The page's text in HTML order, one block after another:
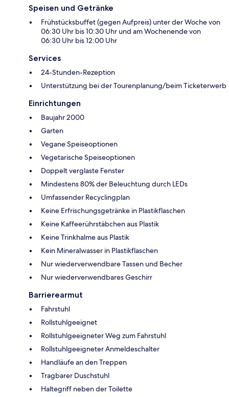
Speisen und Getränke
Frühstücksbuffet (gegen Aufpreis) unter der Woche von
06:30 Uhr bis 10:30 Uhr und am Wochenende von
06:30 Uhr bis 12:00 Uhr
Services
24-Stunden-Rezeption
Unterstützung bei der Tourenplanung/beim Ticketerwerb
Einrichtungen
Baujahr 2000
Garten
Vegane Speiseoptionen
Vegetarische Speiseoptionen
Doppelt verglaste Fenster
Mindestens 80% der Beleuchtung durch LEDs
Umfassender Recyclingplan
Keine Erfrischungsgetränke in Plastikflaschen
Keine Kaffeerührstäbchen aus Plastik
Keine Trinkhalme aus Plastik
Kein Mineralwasser in Plastikflaschen
Nur wiederverwendbare Tassen und Becher
Nur wiederverwendbares Geschirr
Barrierearmut
Fahrstuhl
Rollstuhlgeeignet
Rollstuhlgeeigneter Weg zum Fahrstuhl
Rollstuhlgeeigneter Anmeldeschalter
Handläufe an den Treppen
Tragbarer Duschstuhl
Haltegriff neben der Toilette